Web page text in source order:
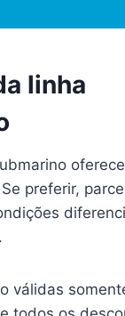
linha
preferir,
válidas